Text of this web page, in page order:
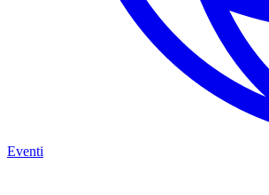
Eventi